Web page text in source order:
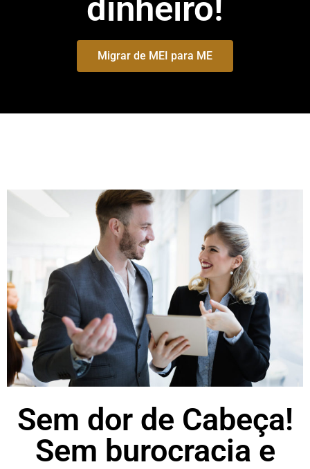
dinheiro!
Migrar de MEI para ME
Sem dor de Cabeça!
Sem burocracia e